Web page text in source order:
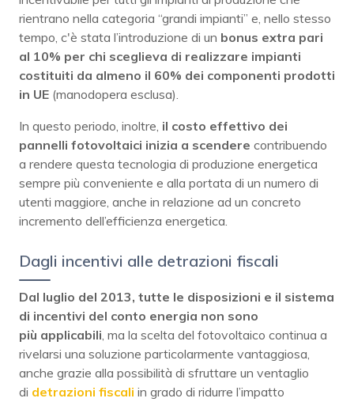
rientrano nella categoria “grandi impianti” e, nello stesso
tempo, c'è stata l’introduzione di un bonus extra pari
al 10% per chi sceglieva di realizzare impianti
costituiti da almeno il 60% dei componenti prodotti
in UE (manodopera esclusa).
In questo periodo, inoltre, il costo effettivo dei
pannelli fotovoltaici inizia a scendere contribuendo
a rendere questa tecnologia di produzione energetica
sempre più conveniente e alla portata di un numero di
utenti maggiore, anche in relazione ad un concreto
incremento dell’efficienza energetica.
Dagli incentivi alle detrazioni fiscali
Dal luglio del 2013, tutte le disposizioni e il sistema
di incentivi del conto energia non sono
più applicabili, ma la scelta del fotovoltaico continua a
rivelarsi una soluzione particolarmente vantaggiosa,
anche grazie alla possibilità di sfruttare un ventaglio
di detrazioni fiscali in grado di ridurre l’impatto